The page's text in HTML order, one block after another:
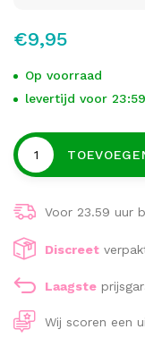
€9,95
Op voorraad
levertijd voor
Voor 23.59 uur
Discreet
Laagste
Wij scoren een